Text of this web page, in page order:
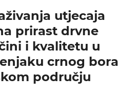
utjecaja
prirast drvne
i kvalitetu u
crnog bora
području